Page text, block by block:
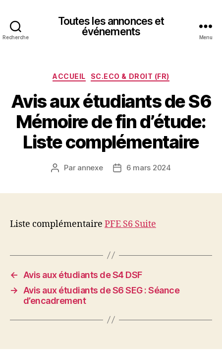
Recherche
Toutes les annonces et
événements
Menu
Catégories
ACCUEIL SC.ECO & DROIT (FR)
Avis aux étudiants de S6
Mémoire de fin d’étude:
Liste complémentaire
Auteur
Par annexe
Date6 mars 2024
Liste complémentaire PFE S6 Suite
←
Avis aux étudiants de S4 DSF
→
Avis aux étudiants de S6 SEG : Séance
d’encadrement